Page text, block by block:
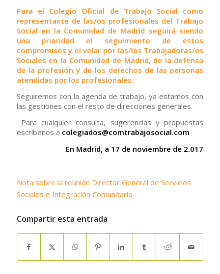
Para el Colegio Oficial de Trabajo Social como
representante de las/os profesionales del Trabajo
Social en la Comunidad de Madrid seguirá siendo
una prioridad el seguimiento de estos
compromisos y el velar por las/los Trabajadoras/es
Sociales en la Comunidad de Madrid, de la defensa
de la profesión y de los derechos de las personas
atendidas por los profesionales.
Seguiremos con la agenda de trabajo, ya estamos con
las gestiones con el resto de direcciones generales.
Para cualquier consulta, sugerencias y propuestas
escríbenos a colegiados@comtrabajosocial.com
En Madrid, a 17 de noviembre de 2.017
Nota sobre la reunión Director General de Servicios
Sociales e Integración Comunitaria
Compartir esta entrada